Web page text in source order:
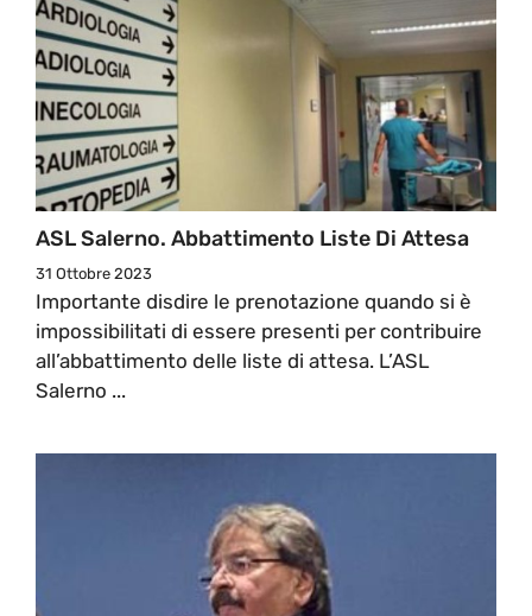
ASL Salerno. Abbattimento Liste Di Attesa
31 Ottobre 2023
Importante disdire le prenotazione quando si è
impossibilitati di essere presenti per contribuire
all’abbattimento delle liste di attesa. L’ASL
Salerno ...